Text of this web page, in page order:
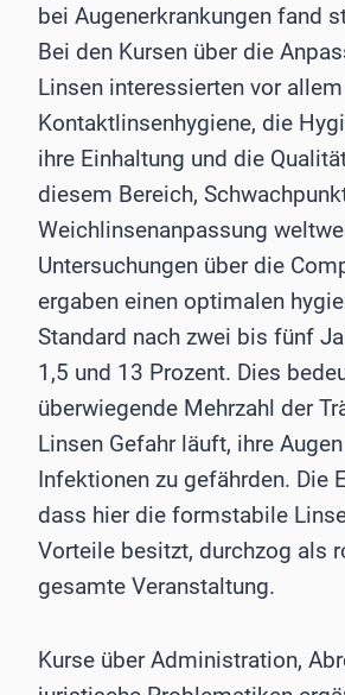
bei Augenerkrankungen fand
Bei den Kursen über die
Linsen interessierten vor
Kontaktlinsenhygiene, die
ihre Einhaltung und die
diesem Bereich,
Weichlinsenanpassung
Untersuchungen über die
ergaben einen optimalen
Standard nach zwei bis fünf
1,5 und 13 Prozent. Dies
überwiegende Mehrzahl der
Linsen Gefahr läuft, ihre
Infektionen zu gefährden. Die
dass hier die formstabile
Vorteile besitzt, durchzog als
gesamte Veranstaltung.
Kurse über Administration,